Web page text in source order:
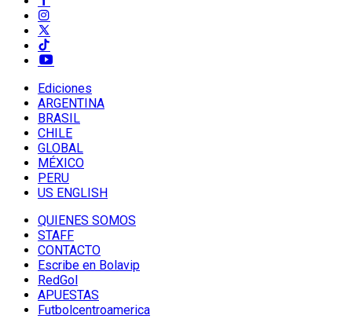
Ediciones
ARGENTINA
BRASIL
CHILE
GLOBAL
MÉXICO
PERU
US ENGLISH
QUIENES SOMOS
STAFF
CONTACTO
Escribe en Bolavip
RedGol
APUESTAS
Futbolcentroamerica